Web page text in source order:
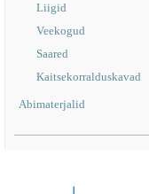
Liigid
Veekogud
Saared
Kaitsekorralduskavad
Abimaterjalid